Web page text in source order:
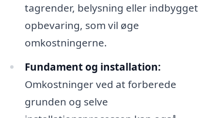
tagrender, belysning eller indbygget
opbevaring, som vil øge
omkostningerne.
Fundament og installation:
Omkostninger ved at forberede
grunden og selve